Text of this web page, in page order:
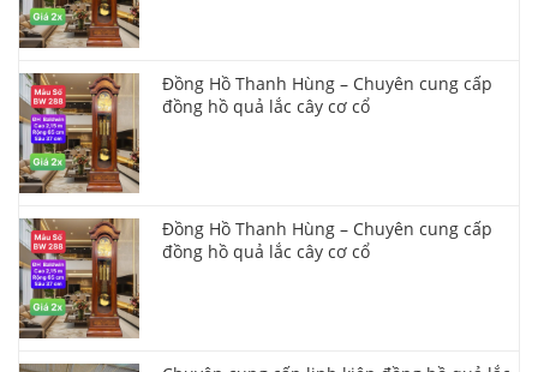
Đồng Hồ Thanh Hùng – Chuyên cung cấp
đồng hồ quả lắc cây cơ cổ
Đồng Hồ Thanh Hùng – Chuyên cung cấp
đồng hồ quả lắc cây cơ cổ